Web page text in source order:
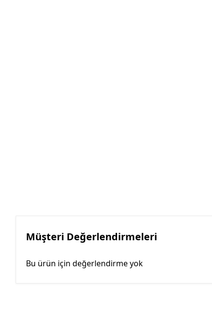
Müşteri Değerlendirmeleri
Bu ürün için değerlendirme yok